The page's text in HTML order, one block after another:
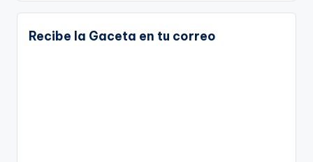
Recibe la Gaceta en tu correo